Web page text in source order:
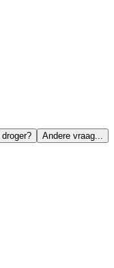
Andere vraag...